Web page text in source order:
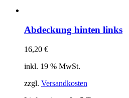
Abdeckung hinten links
16,20 €
inkl. 19 % MwSt.
zzgl. Versandkosten